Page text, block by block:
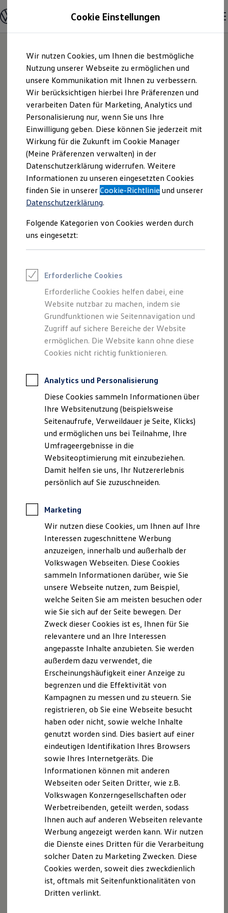
Hauptinhalt
springen
Footer
springen
Modelle und Konfigurator
Konfigurator
Modelle vergleichen
Elektroautos
ENERGY Sondermodelle
Nutzfahrzeuge
SUV und CUV
Familienautos
Kombis
Kompaktwagen
Sportwagen
Schnell verfügbare Fahrzeuge
Angebote und Produkte
Aktuelle Angebote
E-Auto-Förderung
Volkswagen Marktplatz
Die ENERGY Sondermodelle
Junge Gebrauchtwagen und Gebrauchtwagen
Volkswagen Zertifizierte Gebrauchtwagen
Elektromobilität bei Gebrauchtwagen
Saisonangebote
Reifenpakete
Leasing
Leasing-Angebote
Elektroauto Leasing
Kleinwagen-Leasing
Leasing ohne Anzahlung
Finanzierung
Autokredit mit Schlussrate
Versicherungen und Garantien
Kfz-Versicherung
Restschuldversicherungen
Garantien
Professional Class bei Volkswagen
Behörden
Direktkunden
Sonderfahrzeuge
Anpfiff zum Gewinn
Elektromobilität
Elektroautos
ID. Tutorials
Elektrofahrzeugkonzepte
ID. EVERY1
Reichweite
Rekuperation
Laden unterwegs
Laden Zuhause
Ladestationen finden
Ladezeitensimulator
Batterie
Sicherheit
Nachhaltigkeit
Technologie
Kosten und Kauf
Kaufoptionen
E-Auto-Förderung
Software und Konnektivität
Die ID. Software 6
ID. Software Versionen und Updates
Digitale Extras
Schnittstellen zu Ihrem ID.
Hybridautos
Marke und Erlebnis
Volkswagen R und R Experience
R-Modelle
R Experience
Driving Experience
Volkswagen entdecken
Werkbesichtigung
Lifestyle Shop
T-Roc Kollektion
Golf Kollektion
ID. Kollektion
Volkswagen Kollektion
R-Kollektion
GTI Kollektion
Fußball Drop
we drive football
#wedriveproud
Besitzer und Service
Software Updates
Service und Ersatzteile
Autohaus Dobner
GmbH | Impressum
& Rechtliches
Hier finden Sie Informationen über uns
(Autohaus Dobner GmbH) als
verantwortlichen Anbieter von Inhalten
und Angeboten, die auf dieser Website
speziell aufgeführt sind.
Impressum
Datenschutzerklärung
Nutzung von Terminbuchung Online
Impressum
Autohaus Dobner GmbH
Altenstädter Straße 20
92648 Vohenstrauß
Telefon: 09651 / 23 18
Fax: 09651 / 33 87
E-Mail:info@auto-dobner.de
Geschäftsführer: Peter Dobner
USt.-ID: DE 239 199 648
Handelsregister: Weiden i.d.Opf HRB2948
Versicherungsvermitllerregister (
www.vermittlerregister.info):
Gemeldet bei der IHK für München und Oberbayern
als produktakzessorischer Versicherungsvertreter mit
Erlaubnisbefreiung nach §34d Absatz 3 der
Gewerbeordnung (GewO) für KFZ-Versicherungen
Gemeinsame Registerstelle nach § 11a Absatz 1
GewO und Eintragung im Vermittlerregister:
Deutscher Industrie- und Handelskammertag (DIHK)
Breite Straße 29
10178 Berlin
Telefon: 0180 600 58 50
(Festnetzpreis 0,20 €/Anruf; Mobilfunkpreise max.
0,60 €/Anruf)
Die Eintragung im Vermittlerregister (
www.vermittlerregister.info) kann unter folgender
Registrierungsnummer abgerufen werden: D-F4D2-
PY39T-13 .
Angaben nach §3 DL-InfoV:
Kfz-Schiedsstelle für das Kfz Gewerbe Oberpfalz
Ditthornstraße 21
93055 Regensburg
Tel.: 0941-799730
Cookie Einstellungen
Wir nutzen Cookies, um Ihnen die bestmögliche
Nutzung unserer Webseite zu ermöglichen und
unsere Kommunikation mit Ihnen zu verbessern.
Wir berücksichtigen hierbei Ihre Präferenzen und
verarbeiten Daten für Marketing, Analytics und
Personalisierung nur, wenn Sie uns Ihre
Einwilligung geben. Diese können Sie jederzeit mit
Wirkung für die Zukunft im Cookie Manager
(Meine Präferenzen verwalten) in der
Datenschutzerklärung widerrufen. Weitere
Informationen zu unseren eingesetzten Cookies
finden Sie in unsererCookie-Richtlinie und unserer
Datenschutzerklärung.
Folgende Kategorien von Cookies werden durch
uns eingesetzt:
Erforderliche Cookies
Erforderliche Cookies helfen dabei, eine
Website nutzbar zu machen, indem sie
Grundfunktionen wie Seitennavigation und
Zugriff auf sichere Bereiche der Website
ermöglichen. Die Website kann ohne diese
Cookies nicht richtig funktionieren.
Analytics und Personalisierung
Diese Cookies sammeln Informationen über
Ihre Websitenutzung (beispielsweise
Seitenaufrufe, Verweildauer je Seite, Klicks)
und ermöglichen uns bei Teilnahme, Ihre
Umfrageergebnisse in die
Websiteoptimierung mit einzubeziehen.
Damit helfen sie uns, Ihr Nutzererlebnis
persönlich auf Sie zuzuschneiden.
Marketing
Wir nutzen diese Cookies, um Ihnen auf Ihre
Interessen zugeschnittene Werbung
anzuzeigen, innerhalb und außerhalb der
Volkswagen Webseiten. Diese Cookies
sammeln Informationen darüber, wie Sie
unsere Webseite nutzen, zum Beispiel,
welche Seiten Sie am meisten besuchen oder
wie Sie sich auf der Seite bewegen. Der
Zweck dieser Cookies ist es, Ihnen für Sie
relevantere und an Ihre Interessen
angepasste Inhalte anzubieten. Sie werden
außerdem dazu verwendet, die
Erscheinungshäufigkeit einer Anzeige zu
begrenzen und die Effektivität von
Kampagnen zu messen und zu steuern. Sie
registrieren, ob Sie eine Webseite besucht
haben oder nicht, sowie welche Inhalte
genutzt worden sind. Dies basiert auf einer
eindeutigen Identifikation Ihres Browsers
sowie Ihres Internetgeräts. Die
Informationen können mit anderen
Webseiten oder Seiten Dritter, wie z.B.
Volkswagen Konzerngesellschaften oder
Werbetreibenden, geteilt werden, sodass
Ihnen auch auf anderen Webseiten relevante
Werbung angezeigt werden kann. Wir nutzen
die Dienste eines Dritten für die Verarbeitung
solcher Daten zu Marketing Zwecken. Diese
Cookies werden, soweit dies zweckdienlich
ist, oftmals mit Seitenfunktionalitäten von
Dritten verlinkt.